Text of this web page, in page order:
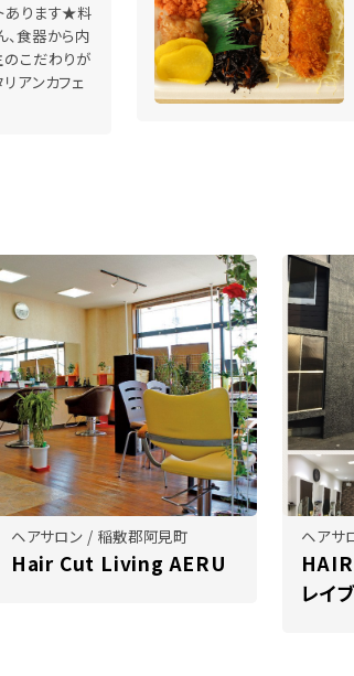
あります★料
、食器から内
のこだわりが
アンカフェ
ヘアサロン / 稲敷郡阿見町
Hair Cut Living AERU
ヘアサ
レイ